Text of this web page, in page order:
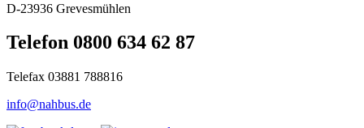
D-23936 Grevesmühlen
Telefon 0800 634 62 87
Telefax 03881 788816
info@nahbus.de